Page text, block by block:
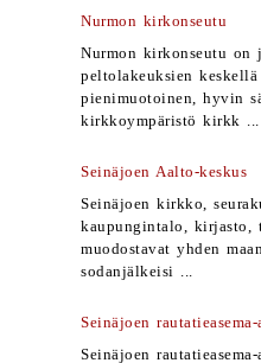
Nurmon kirkonseutu
Nurmon kirkonseutu on
peltolakeuksien
pienimuotoinen, hyvin
kirkkoympäristö kirkk ...
Seinäjoen Aalto-keskus
Seinäjoen kirkko,
kaupungintalo, kirjasto,
muodostavat yhden
sodanjälkeisi ...
Seinäjoen rautatieasema-
Seinäjoen